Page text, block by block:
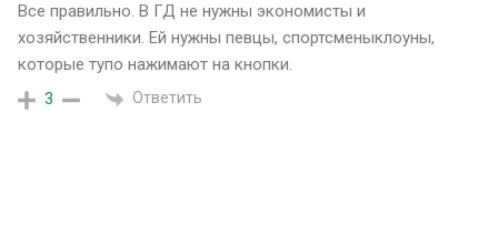
Все правильно. В ГД не нужны экономисты и
хозяйственники. Ей нужны певцы, спортсменыклоуны,
которые тупо нажимают на кнопки.
3 Ответить